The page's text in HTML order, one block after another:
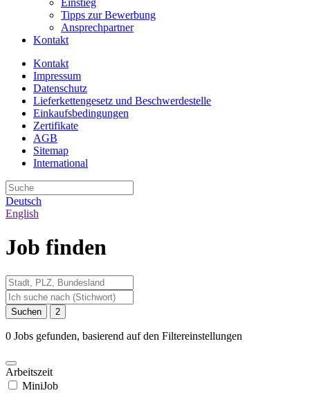
Einstieg
Tipps zur Bewerbung
Ansprechpartner
Kontakt
Kontakt
Impressum
Datenschutz
Lieferkettengesetz und Beschwerdestelle
Einkaufsbedingungen
Zertifikate
AGB
Sitemap
International
Deutsch
English
Job finden
Suchen 2
0 Jobs gefunden, basierend auf den Filtereinstellungen
Arbeitszeit
MiniJob